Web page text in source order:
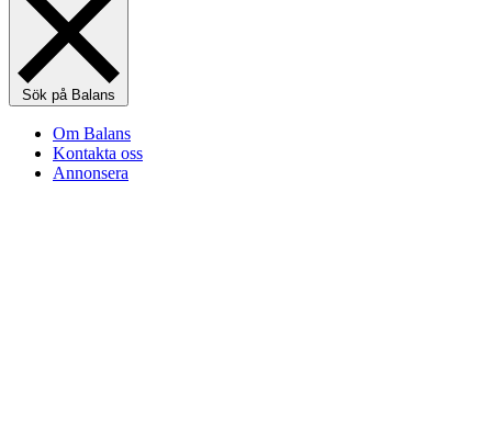
Sök på Balans
Om Balans
Kontakta oss
Annonsera